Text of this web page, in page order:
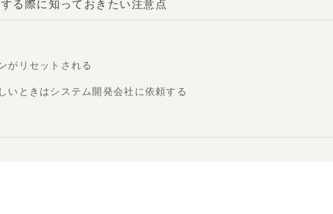
る際に知っておきたい注意点
がリセットされる
いときはシステム開発会社に依頼する